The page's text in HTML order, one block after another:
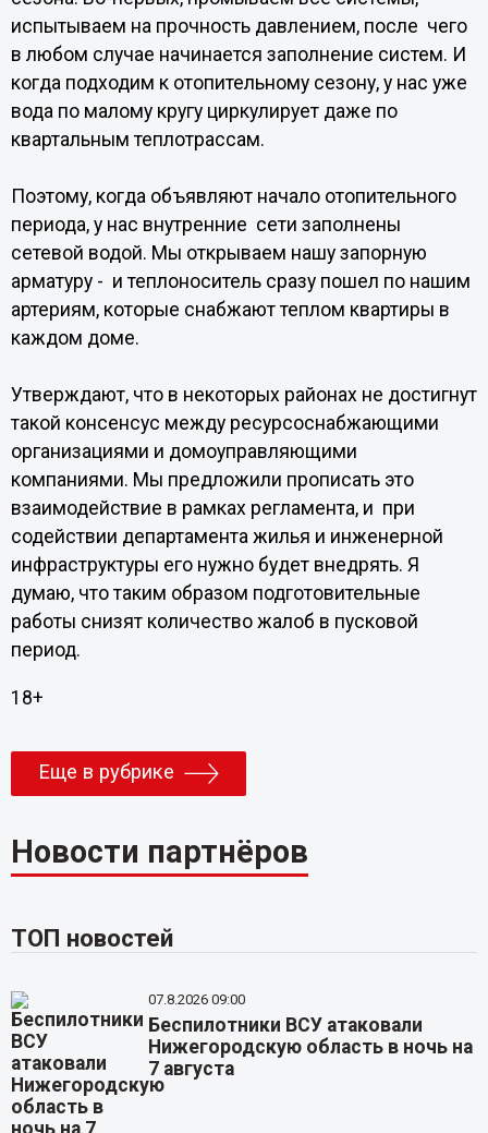
испытываем на прочность давлением, после чего
в любом случае начинается заполнение систем. И
когда подходим к отопительному сезону, у нас уже
вода по малому кругу циркулирует даже по
квартальным теплотрассам.
Поэтому, когда объявляют начало отопительного
периода, у нас внутренние сети заполнены
сетевой водой. Мы открываем нашу запорную
арматуру - и теплоноситель сразу пошел по нашим
артериям, которые снабжают теплом квартиры в
каждом доме.
Утверждают, что в некоторых районах не достигнут
такой консенсус между ресурсоснабжающими
организациями и домоуправляющими
компаниями. Мы предложили прописать это
взаимодействие в рамках регламента, и при
содействии департамента жилья и инженерной
инфраструктуры его нужно будет внедрять. Я
думаю, что таким образом подготовительные
работы снизят количество жалоб в пусковой
период.
18+
Еще в рубрике
Новости партнёров
ТОП новостей
07.8.2026 09:00
Беспилотники ВСУ атаковали
Нижегородскую область в ночь на
7 августа